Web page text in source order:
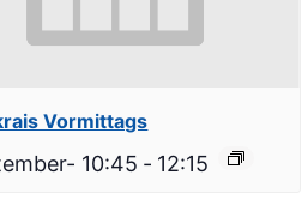
Vormittags
10:45 - 12:15